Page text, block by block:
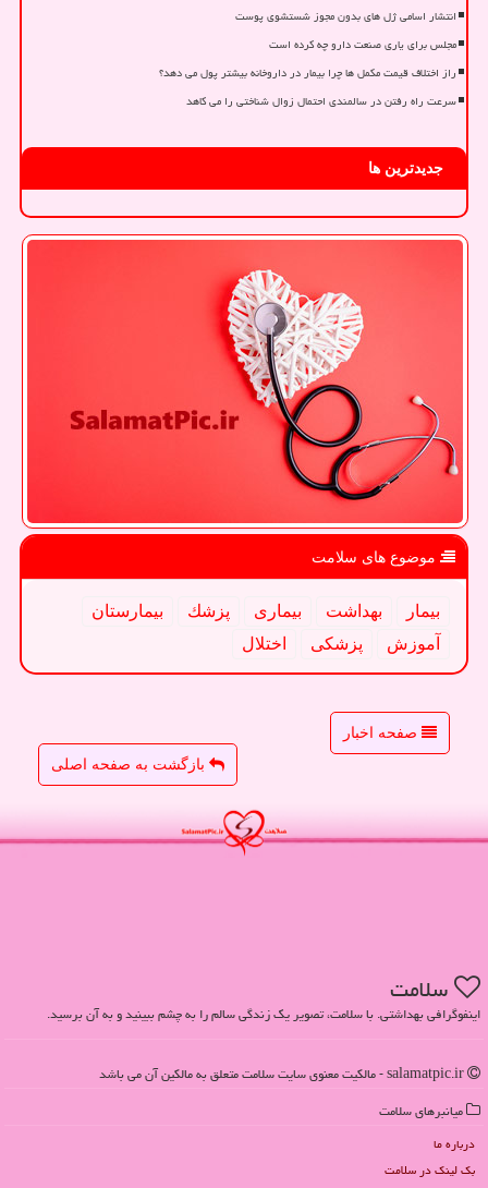
انتشار اسامی ژل های بدون مجوز شستشوی پوست
مجلس برای یاری صنعت دارو چه کرده است
راز اختلاف قیمت مکمل ها چرا بیمار در داروخانه بیشتر پول می دهد؟
سرعت راه رفتن در سالمندی احتمال زوال شناختی را می کاهد
جدیدترین ها
موضوع های سلامت
بیمار بهداشت بیماری پزشك
بیمارستان
آموزش
پزشكی اختلال
صفحه اخبار
بازگشت به صفحه اصلی
سلامت
اینفوگرافی بهداشتی. با سلامت، تصویر یک زندگی سالم را به چشم ببینید و به آن برسید.
میانبرهای سلامت
درباره ما
بک لینک در سلامت